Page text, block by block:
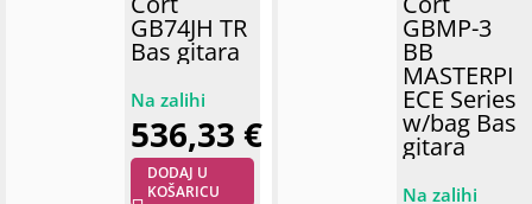
GB74JH TR
Bas gitara
536,33 €
DODAJ U
KOŠARICU
GBMP-3
BB
MASTERPI
ECE Series
w/bag Bas
gitara